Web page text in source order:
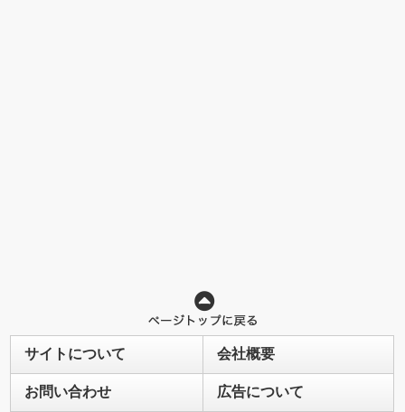
サイトについて 会社概要
お問い合わせ 広告について